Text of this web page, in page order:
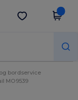
Hent app
bordservice
MO9539